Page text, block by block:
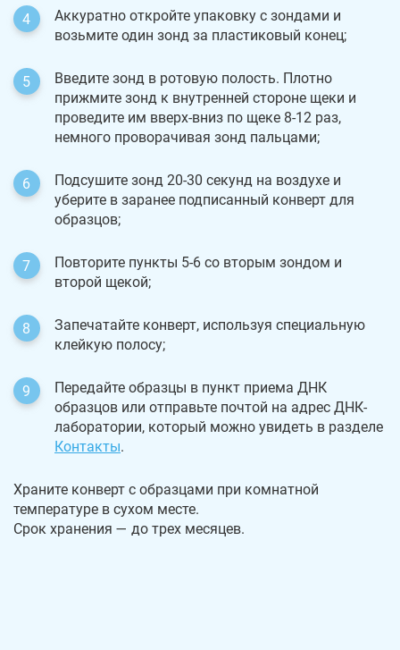
Аккуратно откройте упаковку с зондами и
возьмите один зонд за пластиковый конец;
Введите зонд в ротовую полость. Плотно
прижмите зонд к внутренней стороне щеки и
проведите им вверх-вниз по щеке 8-12 раз,
немного проворачивая зонд пальцами;
Подсушите зонд 20-30 секунд на воздухе и
уберите в заранее подписанный конверт для
образцов;
Повторите пункты 5-6 со вторым зондом и
второй щекой;
Запечатайте конверт, используя специальную
клейкую полосу;
Передайте образцы в пункт приема ДНК
образцов или отправьте почтой на адрес ДНК-
лаборатории, который можно увидеть в разделе
Контакты.
Храните конверт с образцами при комнатной
температуре в сухом месте.
Срок хранения — до трех месяцев.